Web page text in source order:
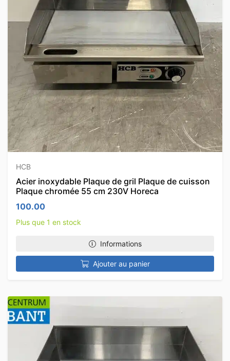
HCB
Acier inoxydable Plaque de gril Plaque de cuisson
Plaque chromée 55 cm 230V Horeca
100.00
Plus que 1 en stock
Informations
Ajouter au panier